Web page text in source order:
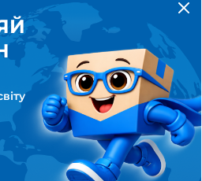
Українська
права захищені. Meest ПОШТА®